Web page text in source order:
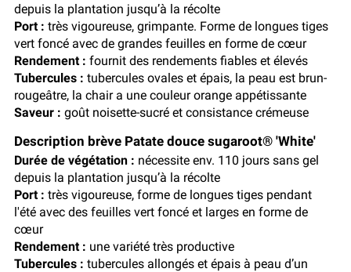
depuis la plantation jusqu’à la récolte
Port : très vigoureuse, grimpante. Forme de longues tiges
vert foncé avec de grandes feuilles en forme de cœur
Rendement : fournit des rendements fiables et élevés
Tubercules : tubercules ovales et épais, la peau est brun-
rougeâtre, la chair a une couleur orange appétissante
Saveur : goût noisette-sucré et consistance crémeuse
Description brève Patate douce sugaroot® 'White'
Durée de végétation : nécessite env. 110 jours sans gel
depuis la plantation jusqu’à la récolte
Port : très vigoureuse, forme de longues tiges pendant
l'été avec des feuilles vert foncé et larges en forme de
cœur
Rendement : une variété très productive
Tubercules : tubercules allongés et épais à peau d’un